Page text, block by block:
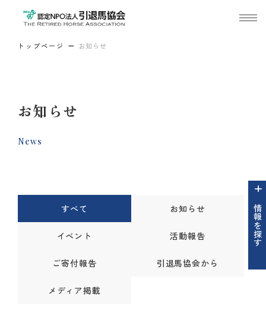
トップページ お知らせ
お知らせ
News
情報を探す
すべて お知らせ
イベント 活動報告
ご寄付報告 引退馬協会から
メディア掲載